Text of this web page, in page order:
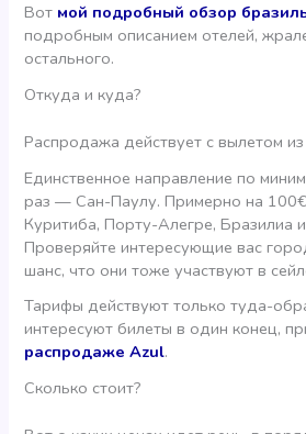
Вот мой подробный обзор
подробным описанием отелей,
остального.
Откуда и куда?
Распродажа действует с вылетом
Единственное направление по
раз — Сан-Паулу. Примерно на
Куритиба, Порту-Алегре, Бразилиа
Проверяйте интересующие вас
шанс, что они тоже участвуют в
Тарифы действуют только туда-
интересуют билеты в один конец,
распродаже Azul.
Сколько стоит?